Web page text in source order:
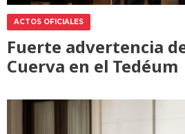
ACTOS OFICIALES
Fuerte advertencia
Cuerva en el Tedéum